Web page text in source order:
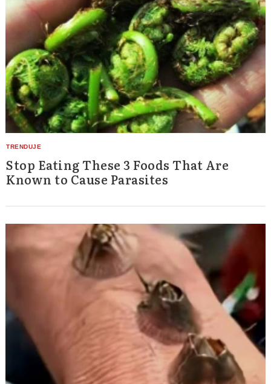
Stop Eating These 3 Foods That Are
Known to Cause Parasites